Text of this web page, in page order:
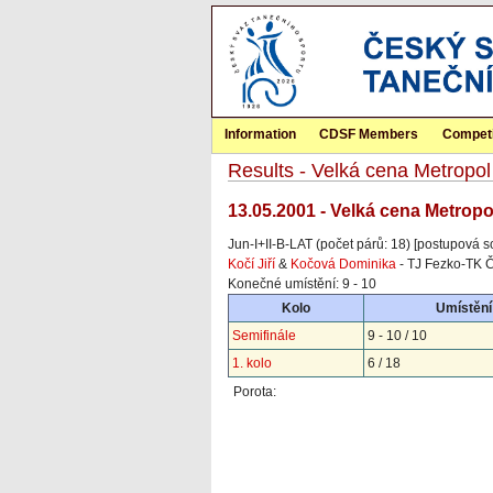
Information CDSF Members
Results - Velká cena Metropol
13.05.2001 - Velká cena
Jun-I+II-B-LAT (počet párů: 18) [postupová
Kočí Jiří & Kočová Dominika - TJ Fezko-TK
Konečné umístění: 9 - 10
Kolo
Semifinále
9 - 10 / 10
1. kolo
6 / 18
Porota: